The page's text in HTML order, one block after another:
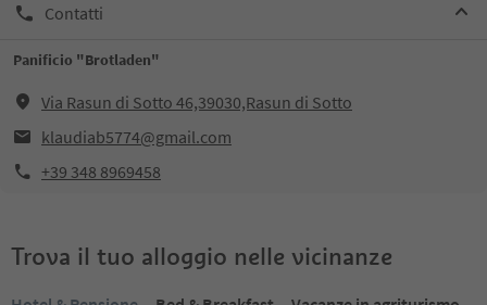
Contatti
Panificio "Brotladen"
Via Rasun di Sotto 46,39030,Rasun di Sotto
klaudiab5774@gmail.com
+39 348 8969458
Trova il tuo alloggio nelle vicinanze